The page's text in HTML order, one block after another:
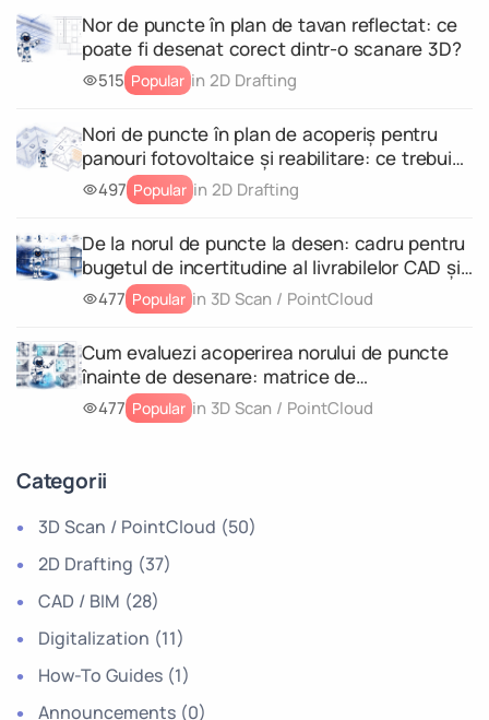
Nor de puncte în plan de tavan reflectat: ce
poate fi desenat corect dintr-o scanare 3D?
515 Popular in 2D Drafting
Nori de puncte în plan de acoperiș pentru
panouri fotovoltaice și reabilitare: ce trebuie
să conțină scanarea
497 Popular in 2D Drafting
De la norul de puncte la desen: cadru pentru
bugetul de incertitudine al livrabilelor CAD și
al modelelor geometrice 3D
477 Popular in 3D Scan / PointCloud
Cum evaluezi acoperirea norului de puncte
înainte de desenare: matrice de
completitudine pentru fiecare livrabil
477 Popular in 3D Scan / PointCloud
Categorii
3D Scan / PointCloud (50)
2D Drafting (37)
CAD / BIM (28)
Digitalization (11)
How-To Guides (1)
Announcements (0)